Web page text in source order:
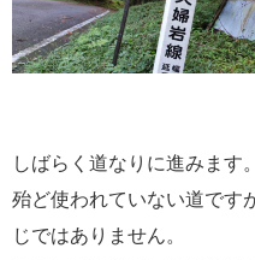
しばらく道なりに進みます。
殆ど使われていない道です
じではありません。